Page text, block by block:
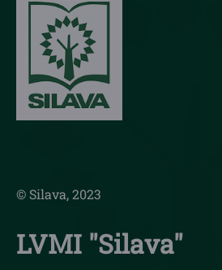
© Silava, 2023
LVMI "Silava"